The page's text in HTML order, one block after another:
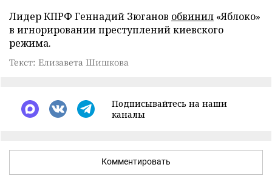
Лидер КПРФ Геннадий Зюганов обвинил «Яблоко»
в игнорировании преступлений киевского
режима.
Текст: Елизавета Шишкова
Подписывайтесь на наши
каналы
Комментировать